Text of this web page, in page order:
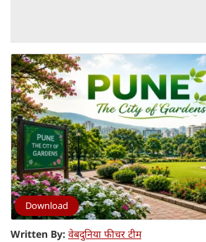
Download
Written By: वेबदुनिया फीचर टीम